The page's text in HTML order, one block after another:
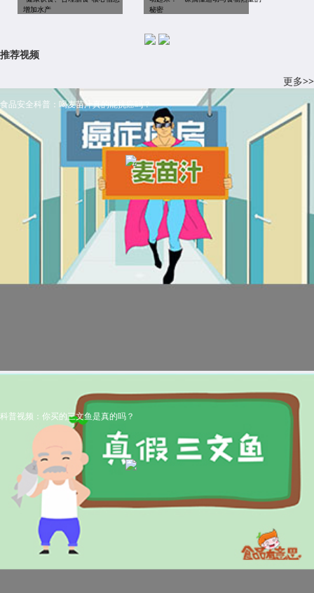
增加水产
秘密
推荐视频
更多>>
食品安全科普：喝麦苗汁真的能抗癌吗？
科普视频：你买的三文鱼是真的吗？